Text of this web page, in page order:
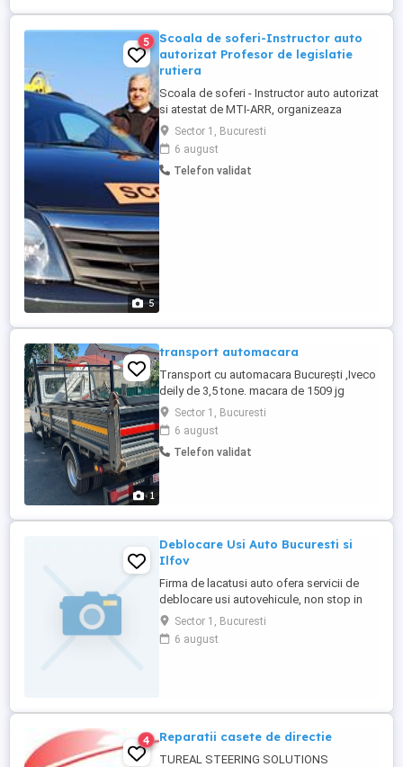
marfa. Contact : CEREM ...
5
5
Scoala de soferi-Instructor auto
autorizat Profesor de legislatie
rutiera
Scoala de soferi - Instructor auto autorizat
si atestat de MTI-ARR, organizeaza
cursuri auto pentru obtinerea permisului
de conducere, categoria B, cat si pentru
cei care detin permis, dar care nu au mai
condus, din diferite motive, pe Dacia
Sector 1, Bucuresti
6 august
Telefon validat
1
transport automacara
Transport cu automacara București ,Iveco
deily de 3,5 tone. macara de 1509 jg
Sector 1, Bucuresti
6 august
Telefon validat
Deblocare Usi Auto Bucuresti si
Ilfov
Firma de lacatusi auto ofera servicii de
deblocare usi autovehicule, non stop in
cazul urgentelor, in oricare sector din
Bucuresti si in localitatile din judetul Ilfov.
Deblocam orice tip de incuietoare,
Sector 1, Bucuresti
6 august
4 Reparatii casete de directie
TUREAL STEERING SOLUTIONS